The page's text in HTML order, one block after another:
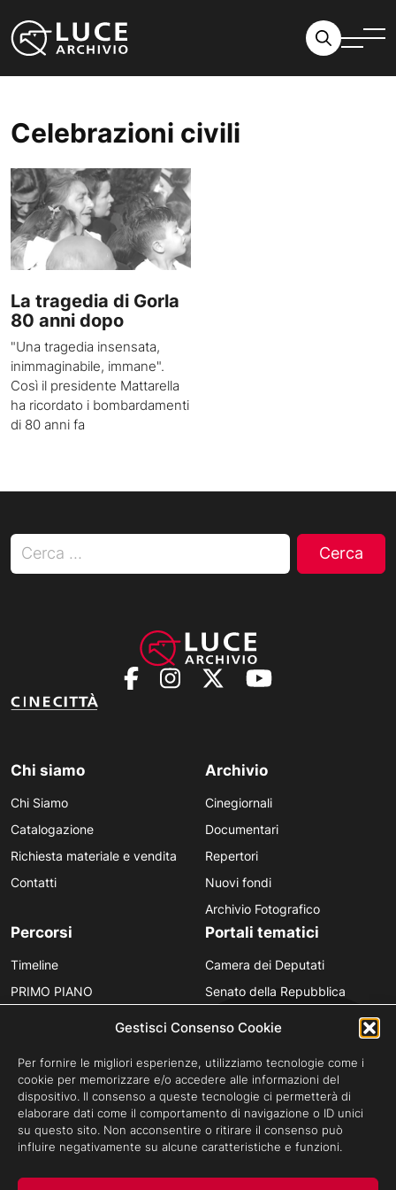
Gestisci Consenso Cookie
Per fornire le migliori esperienze, utilizziamo tecnologie come i
cookie per memorizzare e/o accedere alle informazioni del
dispositivo. Il consenso a queste tecnologie ci permetterà di
elaborare dati come il comportamento di navigazione o ID unici
su questo sito. Non acconsentire o ritirare il consenso può
influire negativamente su alcune caratteristiche e funzioni.
Celebrazioni civili
La tragedia di Gorla
80 anni dopo
"Una tragedia insensata,
inimmaginabile, immane".
Così il presidente Mattarella
ha ricordato i bombardamenti
di 80 anni fa
Ricerca per:
Chi siamo
Chi Siamo
Catalogazione
Richiesta materiale e vendita
Contatti
Archivio
Cinegiornali
Documentari
Repertori
Nuovi fondi
Archivio Fotografico
Percorsi
Timeline
PRIMO PIANO
Anniversari
Portali tematici
Camera dei Deputati
Senato della Repubblica
Provincia in Luce
Luce per la didattica
Fare gli italiani